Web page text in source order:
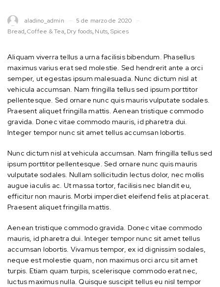
aladino_admin
5 de marzo de 2020
Bread,Coffee & Tea,Dry foods,Nuts,Spices
Aliquam viverra tellus a urna facilisis bibendum. Phasellus
maximus varius erat sed molestie. Sed hendrerit ante a orci
semper, ut egestas ipsum malesuada. Nunc dictum nisl at
vehicula accumsan. Nam fringilla tellus sed ipsum porttitor
pellentesque. Sed ornare nunc quis mauris vulputate sodales.
Praesent aliquet fringilla mattis. Aenean tristique commodo
gravida. Donec vitae commodo mauris, id pharetra dui.
Integer tempor nunc sit amet tellus accumsan lobortis.
Nunc dictum nisl at vehicula accumsan. Nam fringilla tellus sed
ipsum porttitor pellentesque. Sed ornare nunc quis mauris
vulputate sodales. Nullam sollicitudin lectus dolor, nec mollis
augue iaculis ac. Ut massa tortor, facilisis nec blandit eu,
efficitur non mauris. Morbi imperdiet eleifend felis at placerat.
Praesent aliquet fringilla mattis.
Aenean tristique commodo gravida. Donec vitae commodo
mauris, id pharetra dui. Integer tempor nunc sit amet tellus
accumsan lobortis. Vivamus tempor, ex id dignissim sodales,
neque est molestie quam, non maximus orci arcu sit amet
turpis. Etiam quam turpis, scelerisque commodo erat nec,
luctus maximus nulla. Quisque suscipit tellus eu nisl tempor